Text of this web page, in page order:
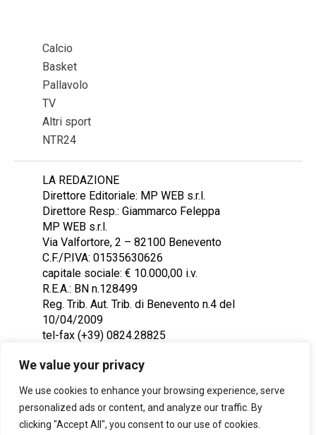
We value your privacy
We use cookies to enhance your browsing experience, serve
personalized ads or content, and analyze our traffic. By
clicking "Accept All", you consent to our use of cookies.
Calcio
Basket
Pallavolo
TV
Altri sport
NTR24
LA REDAZIONE
Direttore Editoriale: MP WEB s.r.l.
Direttore Resp.: Giammarco Feleppa
MP WEB s.r.l.
Via Valfortore, 2 – 82100 Benevento
C.F./P.IVA: 01535630626
capitale sociale: € 10.000,00 i.v.
R.E.A.: BN n.128499
Reg. Trib. Aut. Trib. di Benevento n.4 del
10/04/2009
tel-fax (+39) 0824.28825